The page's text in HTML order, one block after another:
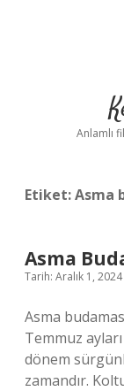
Anlamlı
Etiket:Asma
Asma
Tarih: Aralık 1, 2024
Asma
Temmuz
dönem
zamandır.